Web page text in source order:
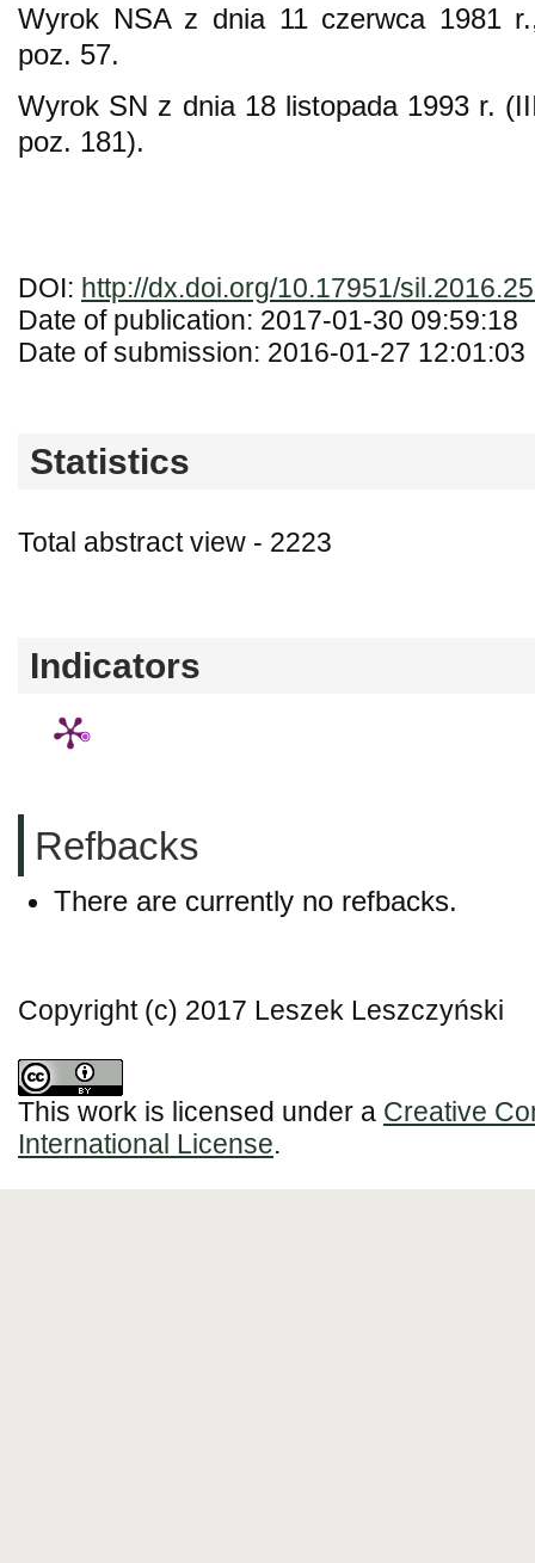
Wyrok NSA z dnia 11 czerwca 1981
poz. 57.
Wyrok SN z dnia 18 listopada 1993 r.
poz. 181).
DOI: http://dx.doi.org/10.17951/
Date of publication: 2017-01-30 09:59:18
Date of submission: 2016-01-27 12:01:03
Statistics
Total abstract view - 2223
Indicators
Refbacks
There are currently no refbacks.
Copyright (c) 2017 Leszek Leszczyński
This work is licensed under a Creative
International License.